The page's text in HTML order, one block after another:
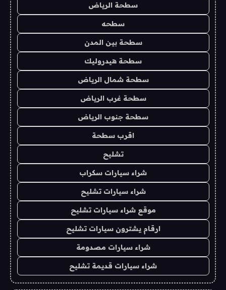
سطحة الرياض
سطحه
سطحة بين المدن
سطحة هيدروليك
سطحة شمال الرياض
سطحة غرب الرياض
سطحة جنوب الرياض
اقرب سطحة
تشليح
شراء سيارات سكراب
شراء سيارات تشليح
موقع شراء سيارات تشليح
ارقام يشترون سيارات تشليح
شراء سيارات مصدومة
شراء سيارات قديمة تشليح